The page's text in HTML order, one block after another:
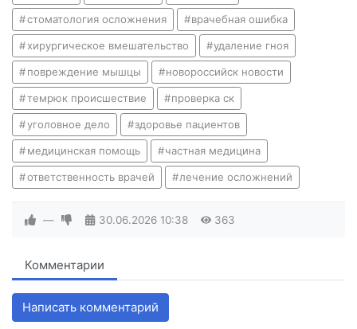
стоматология осложнения врачебная ошибка
хирургическое вмешательство удаление гноя
повреждение мышцы новороссийск новости
темрюк происшествие проверка ск
уголовное дело здоровье пациентов
медицинская помощь частная медицина
ответственность врачей лечение осложнений
— 30.06.2026 10:38 363
Комментарии
Написать комментарий